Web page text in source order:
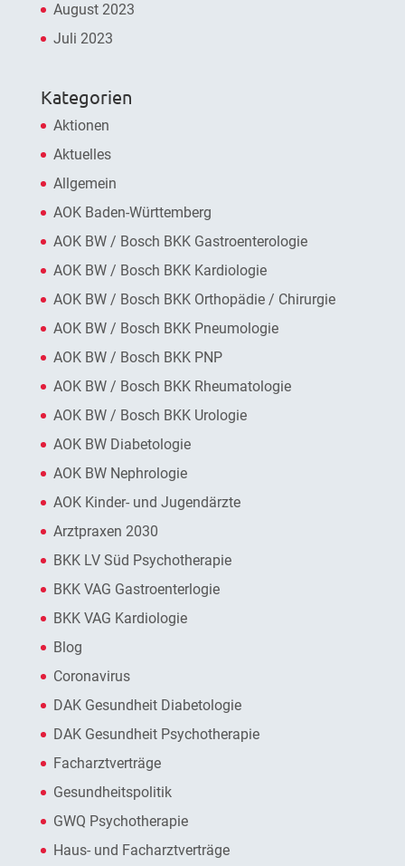
August 2023
Juli 2023
Kategorien
Aktionen
Aktuelles
Allgemein
AOK Baden-Württemberg
AOK BW / Bosch BKK Gastroenterologie
AOK BW / Bosch BKK Kardiologie
AOK BW / Bosch BKK Orthopädie / Chirurgie
AOK BW / Bosch BKK Pneumologie
AOK BW / Bosch BKK PNP
AOK BW / Bosch BKK Rheumatologie
AOK BW / Bosch BKK Urologie
AOK BW Diabetologie
AOK BW Nephrologie
AOK Kinder- und Jugendärzte
Arztpraxen 2030
BKK LV Süd Psychotherapie
BKK VAG Gastroenterlogie
BKK VAG Kardiologie
Blog
Coronavirus
DAK Gesundheit Diabetologie
DAK Gesundheit Psychotherapie
Facharztverträge
Gesundheitspolitik
GWQ Psychotherapie
Haus- und Facharztverträge